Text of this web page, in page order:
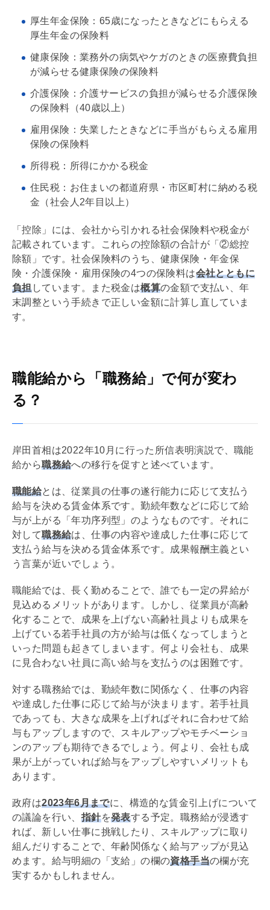
厚生年金保険：65歳になったときなどにもらえる
厚生年金の保険料
健康保険：業務外の病気やケガのときの医療費負担
が減らせる健康保険の保険料
介護保険：介護サービスの負担が減らせる介護保険
の保険料（40歳以上）
雇用保険：失業したときなどに手当がもらえる雇用
保険の保険料
所得税：所得にかかる税金
住民税：お住まいの都道府県・市区町村に納める税
金（社会人2年目以上）
「控除」には、会社から引かれる社会保険料や税金が
記載されています。これらの控除額の合計が「②総控
除額」です。社会保険料のうち、健康保険・年金保
険・介護保険・雇用保険の4つの保険料は会社とともに
負担しています。また税金は概算の金額で支払い、年
末調整という手続きで正しい金額に計算し直していま
す。
職能給から「職務給」で何が変わ
る？
岸田首相は2022年10月に行った所信表明演説で、職能
給から職務給への移行を促すと述べています。
職能給とは、従業員の仕事の遂行能力に応じて支払う
給与を決める賃金体系です。勤続年数などに応じて給
与が上がる「年功序列型」のようなものです。それに
対して職務給は、仕事の内容や達成した仕事に応じて
支払う給与を決める賃金体系です。成果報酬主義とい
う言葉が近いでしょう。
職能給では、長く勤めることで、誰でも一定の昇給が
見込めるメリットがあります。しかし、従業員が高齢
化することで、成果を上げない高齢社員よりも成果を
上げている若手社員の方が給与は低くなってしまうと
いった問題も起きてしまいます。何より会社も、成果
に見合わない社員に高い給与を支払うのは困難です。
対する職務給では、勤続年数に関係なく、仕事の内容
や達成した仕事に応じて給与が決まります。若手社員
であっても、大きな成果を上げればそれに合わせて給
与もアップしますので、スキルアップやモチベーショ
ンのアップも期待できるでしょう。何より、会社も成
果が上がっていれば給与をアップしやすいメリットも
あります。
政府は2023年6月までに、構造的な賃金引上げについて
の議論を行い、 指針を発表する予定。職務給が浸透す
れば、新しい仕事に挑戦したり、スキルアップに取り
組んだりすることで、年齢関係なく給与アップが見込
めます。給与明細の「支給」の欄の資格手当の欄が充
実するかもしれません。